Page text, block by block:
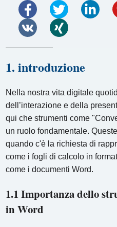
1. introduzione
Nella nostra vita digitale
dell’interazione e della
qui che strumenti come
un ruolo fondamentale.
quando c'è la richiesta di
come i fogli di calcolo in
come i documenti Word.
1.1 Importanza dello
in Word